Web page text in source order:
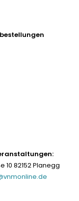
10 82152 Planegg